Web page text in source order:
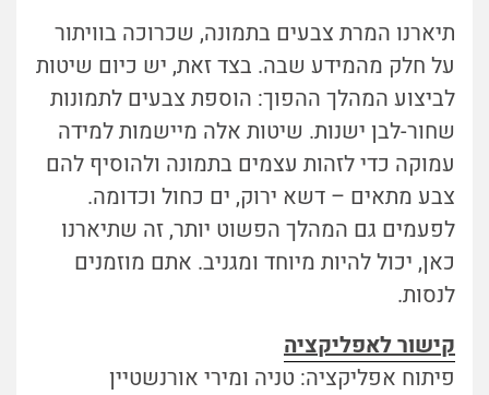
תיארנו המרת צבעים בתמונה, שכרוכה בוויתור
על חלק מהמידע שבה. בצד זאת, יש כיום שיטות
לביצוע המהלך ההפוך: הוספת צבעים לתמונות
שחור-לבן ישנות. שיטות אלה מיישמות למידה
עמוקה כדי לזהות עצמים בתמונה ולהוסיף להם
צבע מתאים – דשא ירוק, ים כחול וכדומה.
לפעמים גם המהלך הפשוט יותר, זה שתיארנו
כאן, יכול להיות מיוחד ומגניב. אתם מוזמנים
לנסות.
קישור לאפליקציה
פיתוח אפליקציה: טניה ומירי אורנשטיין